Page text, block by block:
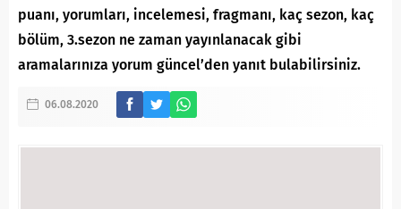
puanı, yorumları, incelemesi, fragmanı, kaç sezon, kaç
bölüm, 3.sezon ne zaman yayınlanacak gibi
aramalarınıza yorum güncel’den yanıt bulabilirsiniz.
06.08.2020